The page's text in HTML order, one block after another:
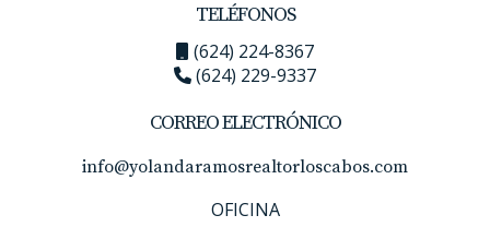
TELÉFONOS
(624) 224-8367
(624) 229-9337
CORREO ELECTRÓNICO
info@yolandaramosrealtorloscabos.com
OFICINA